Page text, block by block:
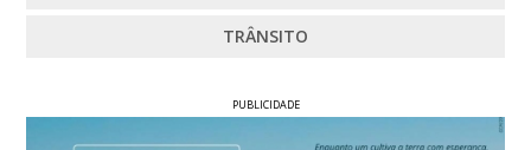
TRÂNSITO
PUBLICIDADE